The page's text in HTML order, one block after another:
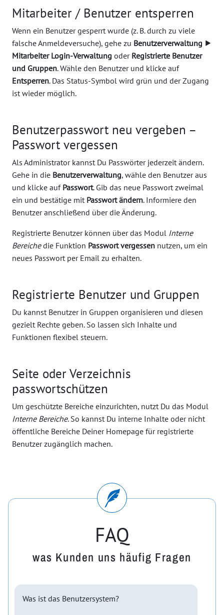
Mitarbeiter / Benutzer entsperren
Wenn ein Benutzer gesperrt wurde (z. B. durch zu viele
falsche Anmeldeversuche), gehe zu Benutzerverwaltung ⯈
Mitarbeiter Login-Verwaltung oder Registrierte Benutzer
und Gruppen. Wähle den Benutzer und klicke auf
Entsperren. Das Status-Symbol wird grün und der Zugang
ist wieder möglich.
Benutzerpasswort neu vergeben –
Passwort vergessen
Als Administrator kannst Du Passwörter jederzeit ändern.
Gehe in die Benutzerverwaltung, wähle den Benutzer aus
und klicke auf Passwort. Gib das neue Passwort zweimal
ein und bestätige mit Passwort ändern. Informiere den
Benutzer anschließend über die Änderung.
Registrierte Benutzer können über das Modul Interne
Bereichedie Funktion Passwort vergessen nutzen, um ein
neues Passwort per Email zu erhalten.
Registrierte Benutzer und Gruppen
Du kannst Benutzer in Gruppen organisieren und diesen
gezielt Rechte geben. So lassen sich Inhalte und
Funktionen flexibel steuern.
Seite oder Verzeichnis
passwortschützen
Um geschützte Bereiche einzurichten, nutzt Du das Modul
Interne Bereiche. So kannst Du interne Inhalte oder nicht
öffentliche Bereiche Deiner Homepage für registrierte
Benutzer zugänglich machen.
FAQ
was Kunden uns häufig Fragen
Was ist das Benutzersystem?